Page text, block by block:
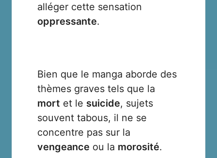
alléger cette sensation
oppressante.
Bien que le manga aborde des
thèmes graves tels que la
mort et le suicide, sujets
souvent tabous, il ne se
concentre pas sur la
vengeance ou la morosité.